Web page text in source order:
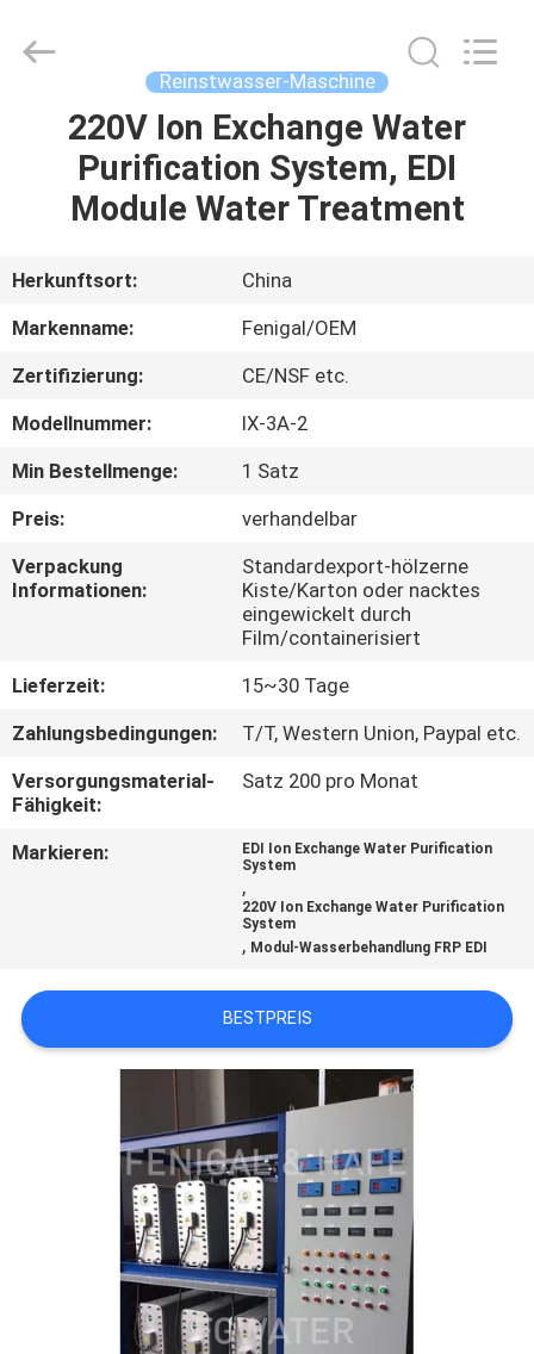
HAUS
PRODUKTE
ÜBER
UNS
FABRIK-
AUSFLUG
QUALITÄTSKONTROLLE
TRETEN
MIT
IN
VERBINDUNG
NACHRICHTEN
SIE EIN
PRIVACY
Reinstwasser-Maschine
220V Ion Exchange Water
Purification System, EDI
Module Water Treatment
Herkunftsort:
China
Markenname:
Fenigal/OEM
Zertifizierung:
CE/NSF etc.
Modellnummer:
IX-3A-2
Min Bestellmenge:
1 Satz
Preis:
verhandelbar
Verpackung
Informationen:
Standardexport-hölzerne
Kiste/Karton oder nacktes
eingewickelt durch
Film/containerisiert
Lieferzeit:
15~30 Tage
Zahlungsbedingungen:
T/T, Western Union, Paypal etc.
Versorgungsmaterial-
Fähigkeit:
Satz 200 pro Monat
Markieren:
EDI Ion Exchange Water Purification
System
,
220V Ion Exchange Water Purification
System
, Modul-Wasserbehandlung FRP EDI
BESTPREIS